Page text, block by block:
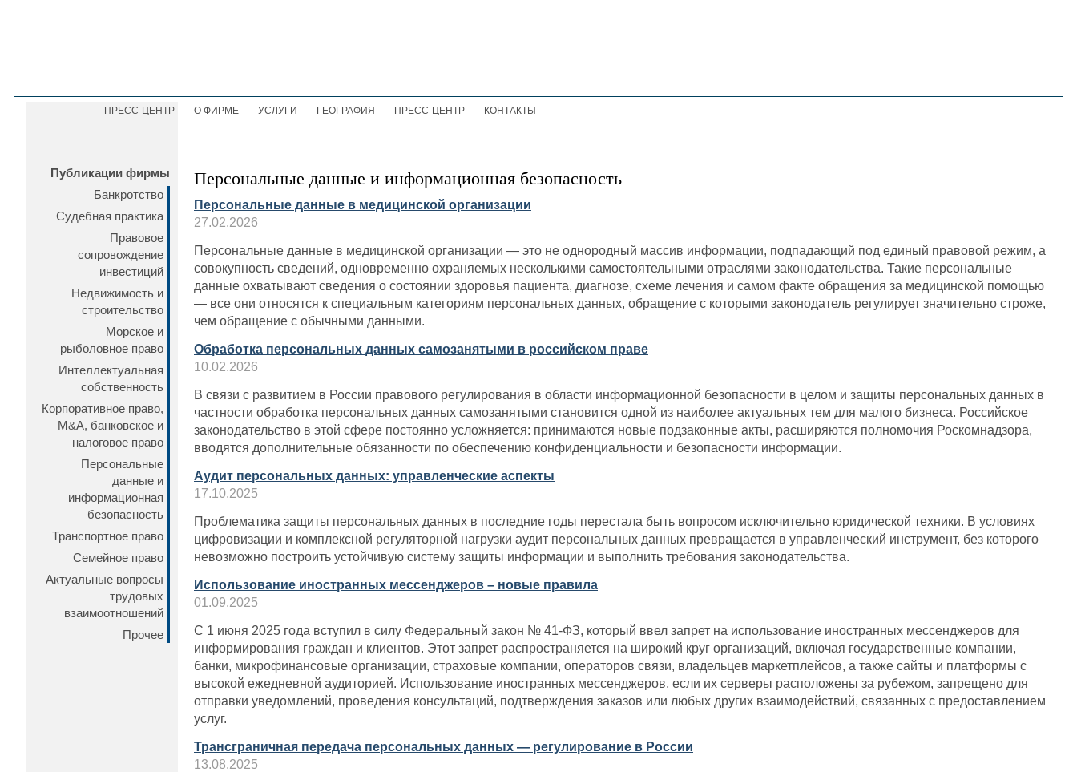
О ФИРМЕ УСЛУГИ ГЕОГРАФИЯ ПРЕСС-ЦЕНТР КОНТАКТЫ
Персональные данные и информационная безопасность
Персональные данные в медицинской организации
27.02.2026
Персональные данные в медицинской организации — это не однородный массив информации, подпадающий под единый правовой режим, а
совокупность сведений, одновременно охраняемых несколькими самостоятельными отраслями законодательства. Такие персональные
данные охватывают сведения о состоянии здоровья пациента, диагнозе, схеме лечения и самом факте обращения за медицинской помощью
— все они относятся к специальным категориям персональных данных, обращение с которыми законодатель регулирует значительно строже,
чем обращение с обычными данными.
Обработка персональных данных самозанятыми в российском праве
10.02.2026
В связи с развитием в России правового регулирования в области информационной безопасности в целом и защиты персональных данных в
частности обработка персональных данных самозанятыми становится одной из наиболее актуальных тем для малого бизнеса. Российское
законодательство в этой сфере постоянно усложняется: принимаются новые подзаконные акты, расширяются полномочия Роскомнадзора,
вводятся дополнительные обязанности по обеспечению конфиденциальности и безопасности информации.
Аудит персональных данных: управленческие аспекты
17.10.2025
Проблематика защиты персональных данных в последние годы перестала быть вопросом исключительно юридической техники. В условиях
цифровизации и комплексной регуляторной нагрузки аудит персональных данных превращается в управленческий инструмент, без которого
невозможно построить устойчивую систему защиты информации и выполнить требования законодательства.
Использование иностранных мессенджеров – новые правила
01.09.2025
С 1 июня 2025 года вступил в силу Федеральный закон № 41-ФЗ, который ввел запрет на использование иностранных мессенджеров для
информирования граждан и клиентов. Этот запрет распространяется на широкий круг организаций, включая государственные компании,
банки, микрофинансовые организации, страховые компании, операторов связи, владельцев маркетплейсов, а также сайты и платформы с
высокой ежедневной аудиторией. Использование иностранных мессенджеров, если их серверы расположены за рубежом, запрещено для
отправки уведомлений, проведения консультаций, подтверждения заказов или любых других взаимодействий, связанных с предоставлением
услуг.
Трансграничная передача персональных данных — регулирование в России
13.08.2025
ПРЕСС-ЦЕНТР
Публикации фирмы
Банкротство
Судебная практика
Правовое
сопровождение
инвестиций
Недвижимость и
строительство
Морское и
рыболовное право
Интеллектуальная
собственность
Корпоративное право,
M&A, банковское и
налоговое право
Персональные
данные и
информационная
безопасность
Транспортное право
Семейное право
Актуальные вопросы
трудовых
взаимоотношений
Прочее